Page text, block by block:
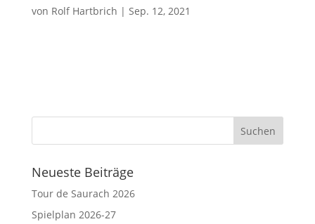
von Rolf Hartbrich | Sep. 12, 2021
Neueste Beiträge
Tour de Saurach 2026
Spielplan 2026-27